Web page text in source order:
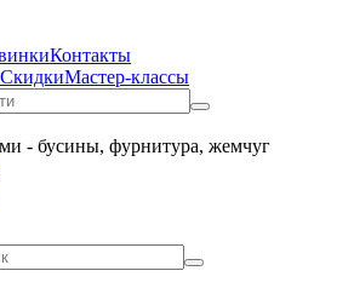
Контакты
СкидкиМастер-классы
- бусины, фурнитура, жемчуг